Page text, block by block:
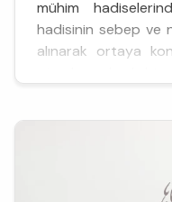
mühim
hadisinin sebep ve
alınarak ortaya